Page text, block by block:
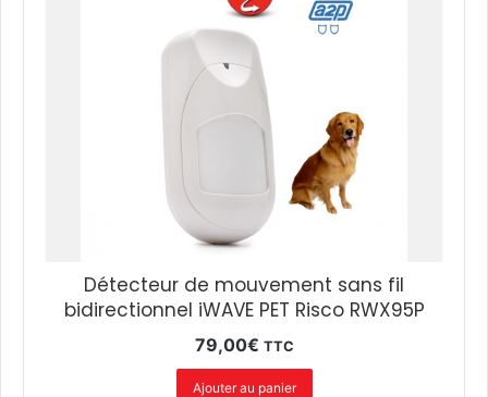
Détecteur de mouvement sans fil
bidirectionnel iWAVE PET Risco RWX95P
79,00€ TTC
Ajouter au panier